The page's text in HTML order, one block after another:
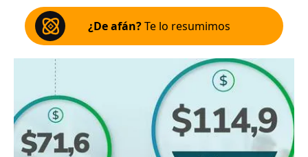
¿De afán?Te lo resumimos